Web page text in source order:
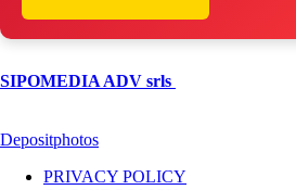
SIPOMEDIA ADV srls
Depositphotos
PRIVACY POLICY